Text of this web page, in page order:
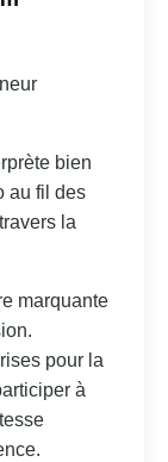
bien
au fil des
la
marquante
pour la
à